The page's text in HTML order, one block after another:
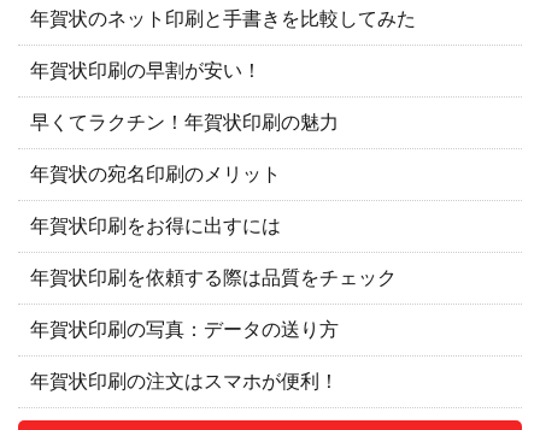
年賀状のネット印刷と手書きを比較してみた
年賀状印刷の早割が安い！
早くてラクチン！年賀状印刷の魅力
年賀状の宛名印刷のメリット
年賀状印刷をお得に出すには
年賀状印刷を依頼する際は品質をチェック
年賀状印刷の写真：データの送り方
年賀状印刷の注文はスマホが便利！